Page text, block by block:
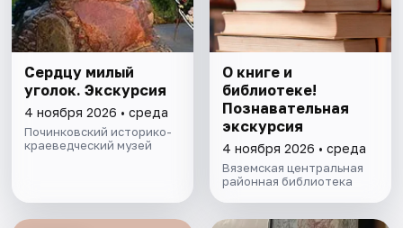
Сердцу милый
уголок. Экскурсия
4 ноября 2026 • среда
Починковский историко-
краеведческий музей
О книге и
библиотеке!
Познавательная
экскурсия
4 ноября 2026 • среда
Вяземская центральная
районная библиотека